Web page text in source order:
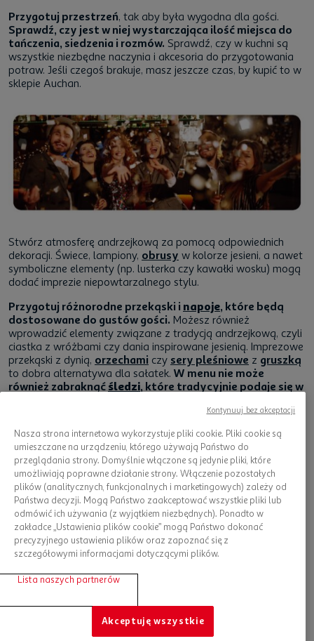
Przygotuj przestrzeń, tak aby była wygodna dla gości.
Sprawdź, czy jest w niej wystarczająca ilość miejsca do
tańczenia, siedzenia i rozmów. Sprawdź, czy w kuchni są
wszystkie niezbędne naczynia i akcesoria do przygotowania
potraw. Jeśli czegoś brakuje, masz jeszcze czas, by kupić to w
sklepie Auchan.
Stwórz atmosferę andrzejkową za pomocą odpowiednich
dekoracji. Świece, lampiony, obrusy w kolorze jesieni, a nawet
symboliczne elementy (np. lusterka czy kawałki wosku) mogą
dodać imprezie niepowtarzalnego stylu.
Przygotuj różnorodne przekąski i napoje, które będą
dostosowane do gustów gości. Możesz również
wprowadzić elementy związane z tradycją andrzejkową, czyli
ciastka z wróżbami czy dania inspirowane jesienią. Imprezowe
przekąski z dynią, orzechami czy sery pleśniowe z gruszką
to dobra alternatywa dla sałatek. W menu nie może
również zabraknąć śledzi, które tradycyjnie podaje się w
dorosłych, aby goście się dobrze bawili. Upewnij się, że są
one dostosowane do grupy wiekowej i zainteresowań
uczestników. Przygotuj playlistę muzyczną, która zachęci
do tańczenia. Możesz wcześniej zapytać gości, czy mają
swoje ulubione utwory.
Jeśli to możliwe, możesz poprosić kogoś o pomoc w
koordynowaniu imprezy w trakcie samego wydarzenia. Taka
osoba pomoże w zarządzaniu różnymi aspektami imprezy, a
Tobie pozwoli bardziej skoncentrować się na zabawie.
Pamiętaj, że kluczem do udanej imprezy jest elastyczność.
się czasem porwać spontaniczności. Zabawy andrzejkowe dla
dorosłych to luźne imprezy i przede wszystkim czas, by
cieszyć się razem z gośćmi.
Nasza strona internetowa wykorzystuje pliki cookie. Pliki cookie są
umieszczane na urządzeniu, którego używają Państwo do
przeglądania strony. Domyślnie włączone są jedynie pliki, które
umożliwiają poprawne działanie strony. Włączenie pozostałych
plików (analitycznych, funkcjonalnych i marketingowych) zależy od
Państwa decyzji. Mogą Państwo zaakceptować wszystkie pliki lub
odmówić ich używania (z wyjątkiem niezbędnych). Ponadto w
zakładce „Ustawienia plików cookie” mogą Państwo dokonać
precyzyjnego ustawienia plików oraz zapoznać się z
szczegółowymi informacjami dotyczącymi plików.
Lista naszych partnerów
Akceptuję wszystkie
Kontynuuj bez akceptacji